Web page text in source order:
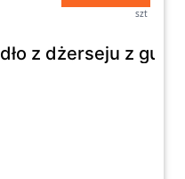
szt
z dżerseju z